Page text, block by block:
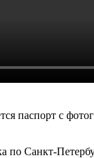
паспорт с
по Санкт-